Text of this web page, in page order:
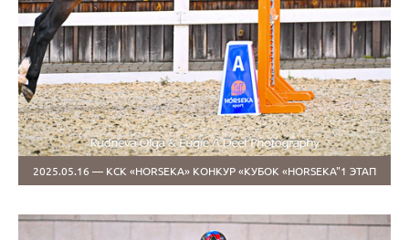
2025.05.16 — КСК «HORSEKA» КОНКУР «КУБОК «HORSEKA"1 ЭТАП